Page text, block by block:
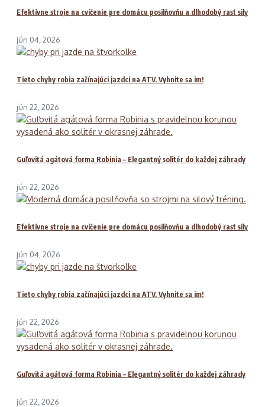
Efektívne stroje na cvičenie pre domácu posilňovňu a dlhodobý rast sily
jún 04, 2026
Tieto chyby robia začínajúci jazdci na ATV. Vyhnite sa im!
jún 22, 2026
Guľovitá agátová forma Robinia – Elegantný solitér do každej záhrady
jún 22, 2026
Efektívne stroje na cvičenie pre domácu posilňovňu a dlhodobý rast sily
jún 04, 2026
Tieto chyby robia začínajúci jazdci na ATV. Vyhnite sa im!
jún 22, 2026
Guľovitá agátová forma Robinia – Elegantný solitér do každej záhrady
jún 22, 2026